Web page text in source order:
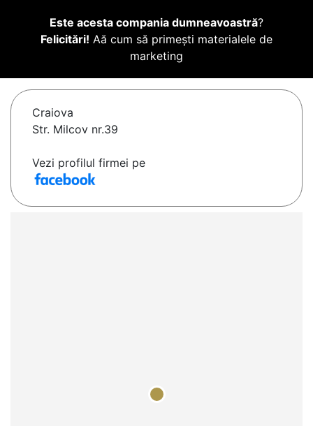
Este acesta compania dumneavoastră?
Felicitări! Aă cum să primești materialele de
marketing
Craiova
Str. Milcov nr.39
Vezi profilul firmei pe